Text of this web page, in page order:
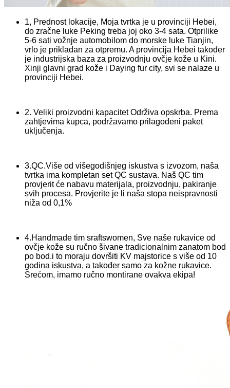
1, Prednost lokacije, Moja tvrtka je u provinciji Hebei,
do zračne luke Peking treba joj oko 3-4 sata. Otprilike
5-6 sati vožnje automobilom do morske luke Tianjin,
vrlo je prikladan za otpremu. A provincija Hebei također
je industrijska baza za proizvodnju ovčje kože u Kini.
Xinji glavni grad kože i Daying fur city, svi se nalaze u
provinciji Hebei.
2. Veliki proizvodni kapacitet Održiva opskrba. Prema
zahtjevima kupca, podržavamo prilagođeni paket
uključenja.
3.QC.Više od višegodišnjeg iskustva s izvozom, naša
tvrtka ima kompletan set QC sustava. Naš QC tim
provjerit će nabavu materijala, proizvodnju, pakiranje
svih procesa. Provjerite je li naša stopa neispravnosti
niža od 0,1%
4.Handmade tim sraftswomen, Sve naše rukavice od
ovčje kože su ručno šivane tradicionalnim zanatom bod
po bod.i to moraju dovršiti KV majstorice s više od 10
godina iskustva, a također samo za kožne rukavice.
Srećom, imamo ručno montirane ovakva ekipa!